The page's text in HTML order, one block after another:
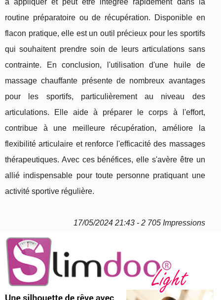
routine préparatoire ou de récupération. Disponible en
flacon pratique, elle est un outil précieux pour les sportifs
qui souhaitent prendre soin de leurs articulations sans
contrainte. En conclusion, l'utilisation d'une huile de
massage chauffante présente de nombreux avantages
pour les sportifs, particulièrement au niveau des
articulations. Elle aide à préparer le corps à l'effort,
contribue à une meilleure récupération, améliore la
flexibilité articulaire et renforce l'efficacité des massages
thérapeutiques. Avec ces bénéfices, elle s'avère être un
allié indispensable pour toute personne pratiquant une
activité sportive régulière.
17/05/2024 21:43 - 2 705 Impressions